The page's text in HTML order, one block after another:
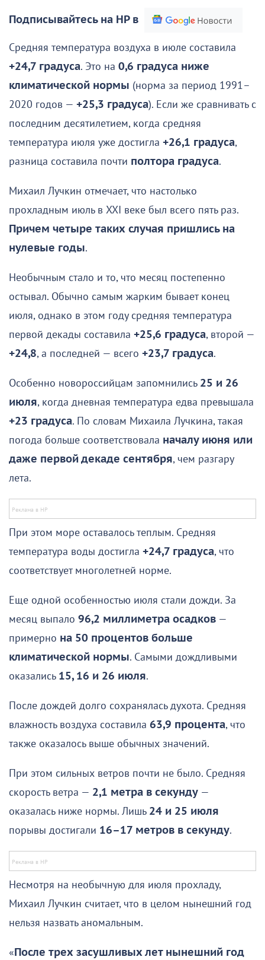
Подписывайтесь на НР в
Средняя температура воздуха в июле составила
+24,7 градуса. Это на 0,6 градуса ниже
климатической нормы (норма за период 1991–
2020 годов — +25,3 градуса). Если же сравнивать с
последним десятилетием, когда средняя
температура июля уже достигла +26,1 градуса,
разница составила почти полтора градуса.
Михаил Лучкин отмечает, что настолько
прохладным июль в XXI веке был всего пять раз.
Причем четыре таких случая пришлись на
нулевые годы.
Необычным стало и то, что месяц постепенно
остывал. Обычно самым жарким бывает конец
июля, однако в этом году средняя температура
первой декады составила +25,6 градуса, второй —
+24,8, а последней — всего +23,7 градуса.
Особенно новороссийцам запомнились 25 и 26
июля, когда дневная температура едва превышала
+23 градуса. По словам Михаила Лучкина, такая
погода больше соответствовала началу июня или
даже первой декаде сентября, чем разгару
лета.
При этом море оставалось теплым. Средняя
температура воды достигла +24,7 градуса, что
соответствует многолетней норме.
Еще одной особенностью июля стали дожди. За
месяц выпало 96,2 миллиметра осадков —
примерно на 50 процентов больше
климатической нормы. Самыми дождливыми
оказались 15, 16 и 26 июля.
После дождей долго сохранялась духота. Средняя
влажность воздуха составила 63,9 процента, что
также оказалось выше обычных значений.
При этом сильных ветров почти не было. Средняя
скорость ветра — 2,1 метра в секунду —
оказалась ниже нормы. Лишь 24 и 25 июля
порывы достигали 16–17 метров в секунду.
Несмотря на необычную для июля прохладу,
Михаил Лучкин считает, что в целом нынешний год
нельзя назвать аномальным.
«После трех засушливых лет нынешний год